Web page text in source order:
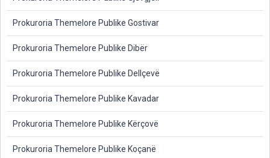
Prokuroria Themelore Publike Gostivar
Prokuroria Themelore Publike Dibër
Prokuroria Themelore Publike Dellçevë
Prokuroria Themelore Publike Kavadar
Prokuroria Themelore Publike Kërçovë
Prokuroria Themelore Publike Koçanë